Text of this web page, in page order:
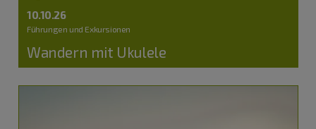
10.10.26
Führungen und Exkursionen
Wandern mit Ukulele